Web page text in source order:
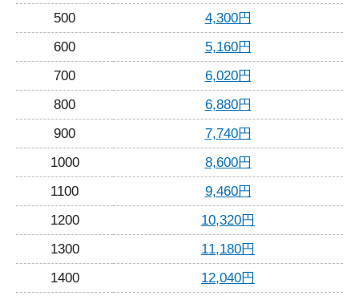
500
4,300円
600
5,160円
700
6,020円
800
6,880円
900
7,740円
1000
8,600円
1100
9,460円
1200
10,320円
1300
11,180円
1400
12,040円